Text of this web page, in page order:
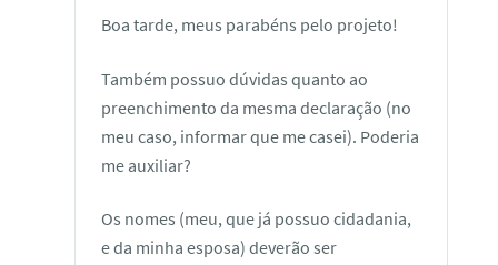
Boa tarde, meus parabéns pelo projeto!
Também possuo dúvidas quanto ao
preenchimento da mesma declaração (no
meu caso, informar que me casei). Poderia
me auxiliar?
Os nomes (meu, que já possuo cidadania,
e da minha esposa) deverão ser